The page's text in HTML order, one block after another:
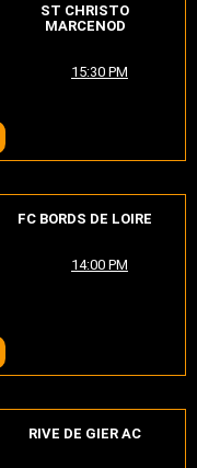
ST CHRISTO
MARCENOD
15:30 PM
FC BORDS DE LOIRE
14:00 PM
RIVE DE GIER AC